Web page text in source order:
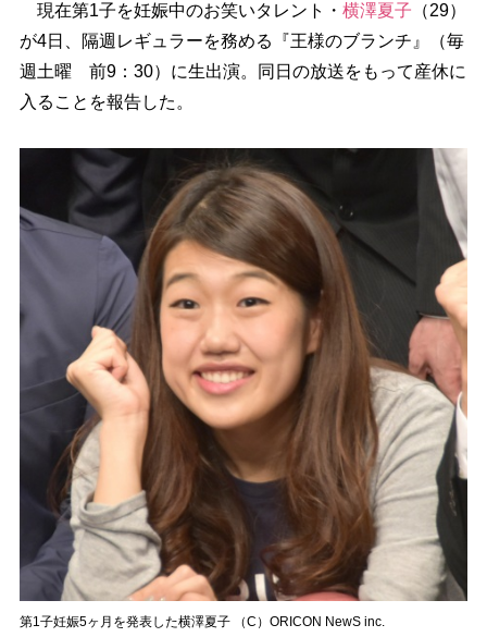
現在第1子を妊娠中のお笑いタレント・ 横澤夏子 （29）
が4日、隔週レギュラーを務める『王様のブランチ』（毎
週土曜 前9：30）に生出演。同日の放送をもって産休に
入ることを報告した。
第1子妊娠5ヶ月を発表した横澤夏子 （C）ORICON NewS inc.